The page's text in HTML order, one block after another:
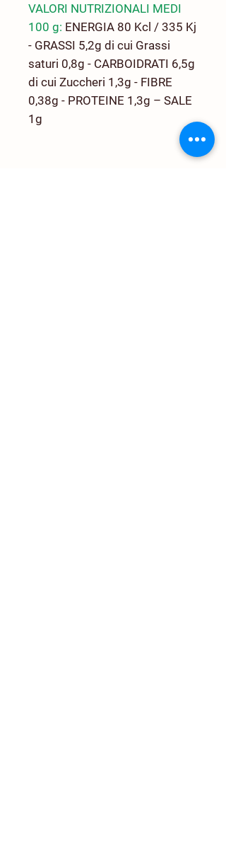
VALORI NUTRIZIONALI MEDI
100 g: ENERGIA 80 Kcl / 335 Kj
- GRASSI 5,2g di cui Grassi
saturi 0,8g - CARBOIDRATI 6,5g
di cui Zuccheri 1,3g - FIBRE
0,38g - PROTEINE 1,3g – SALE
1g